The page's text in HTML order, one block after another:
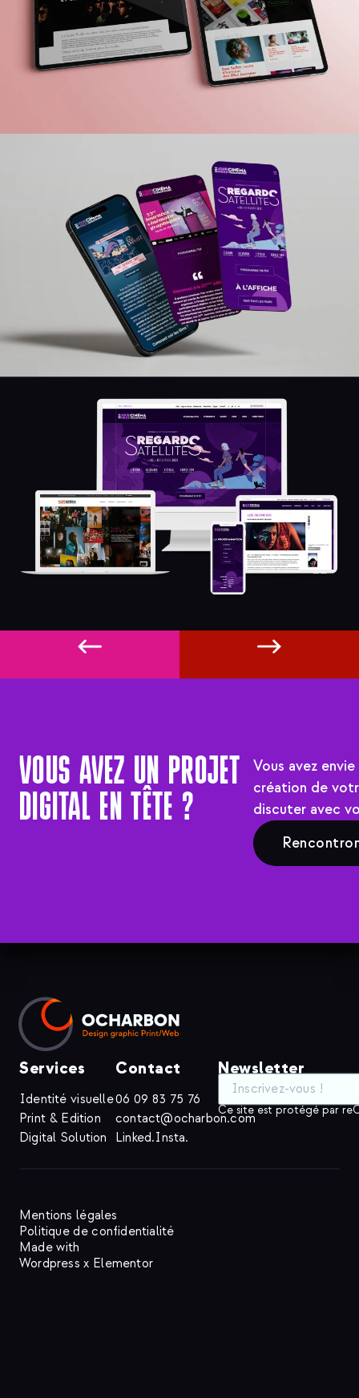
VOUS AVEZ UN PROJET
DIGITAL EN TÊTE ?
Vous avez
création de
discuter avec
Services
Identité visuelle
Print & Edition
Digital Solution
Contact
06 09 83 75 76
contact@ocharbon.com
Linked.Insta.
Newsletter
Ce site est protégé par
Mentions légales
Politique de confidentialité
Made with
Wordpress x Elementor